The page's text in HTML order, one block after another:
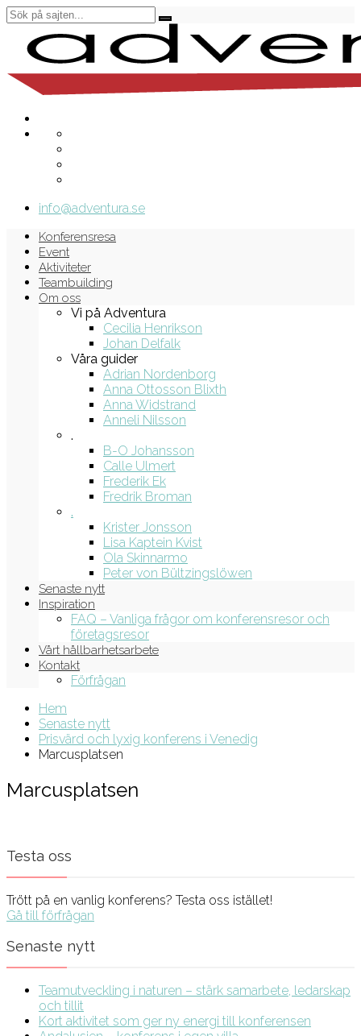
info@adventura.se
Konferensresa
Event
Aktiviteter
Teambuilding
Om oss
Vi på Adventura
Cecilia Henrikson
Johan Delfalk
Våra guider
Adrian Nordenborg
Anna Ottosson Blixth
Anna Widstrand
Anneli Nilsson
.
B-O Johansson
Calle Ulmert
Frederik Ek
Fredrik Broman
.
Krister Jonsson
Lisa Kaptein Kvist
Ola Skinnarmo
Peter von Bültzingslöwen
Senaste nytt
Inspiration
FAQ – Vanliga frågor om konferensresor och
företagsresor
Vårt hållbarhetsarbete
Kontakt
Förfrågan
Hem
Senaste nytt
Prisvärd och lyxig konferens i Venedig
Marcusplatsen
Marcusplatsen
Testa oss
Trött på en vanlig konferens? Testa oss istället!
Gå till förfrågan
Senaste nytt
Teamutveckling i naturen – stärk samarbete, ledarskap
och tillit
Kort aktivitet som ger ny energi till konferensen